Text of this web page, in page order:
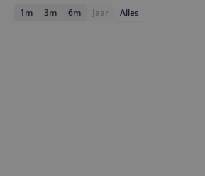
1m 3m 6m Jaar Alles